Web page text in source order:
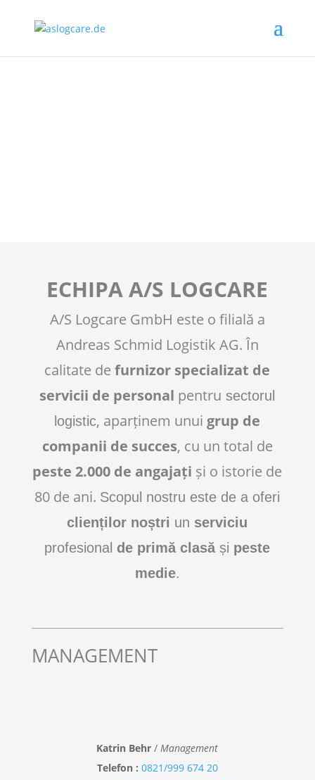
ECHIPA A/S LOGCARE
A/S Logcare GmbH este o filială a
Andreas Schmid Logistik AG. În
calitate defurnizor specializat de
servicii de personal pentru sectorul
logistic, aparținem unui grup de
companii de succes, cu un total de
peste 2.000 de angajați și o istorie de
80 de ani. Scopul nostru este de a oferi
clienților noștri un serviciu
profesional de primă clasăși peste
medie.
MANAGEMENT
Katrin Behr/Management
Telefon : 0821/999 674 20